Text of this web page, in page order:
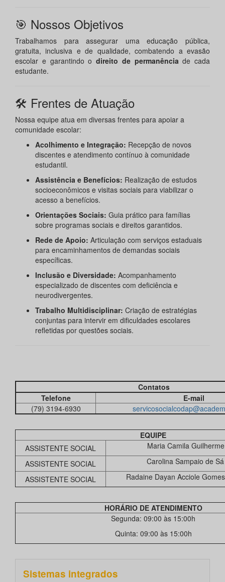
🎯 Nossos Objetivos
Trabalhamos para assegurar uma educação pública,
gratuita, inclusiva e de qualidade, combatendo a evasão
escolar e garantindo o direito de permanência de cada
estudante.
🛠️ Frentes de Atuação
Nossa equipe atua em diversas frentes para apoiar a
comunidade escolar:
Acolhimento e Integração: Recepção de novos
discentes e atendimento contínuo à comunidade
estudantil.
Assistência e Benefícios: Realização de estudos
socioeconômicos e visitas sociais para viabilizar o
acesso a benefícios.
Orientações Sociais: Guia prático para famílias
sobre programas sociais e direitos garantidos.
Rede de Apoio: Articulação com serviços estaduais
para encaminhamentos de demandas sociais
específicas.
Inclusão e Diversidade: Acompanhamento
especializado de discentes com deficiência e
neurodivergentes.
Trabalho Multidisciplinar: Criação de estratégias
conjuntas para intervir em dificuldades escolares
refletidas por questões sociais.
Contatos
Telefone
E-mail
(79) 3194-6930
EQUIPE
ASSISTENTE SOCIAL
Maria Camila
ASSISTENTE SOCIAL
Carolina Sampaio de
ASSISTENTE SOCIAL
Radaine Dayan Acciole
HORÁRIO DE ATENDIMENTO
Segunda: 09:00 às 15:00h
Quinta: 09:00 às 15:00h
Sistemas integrados